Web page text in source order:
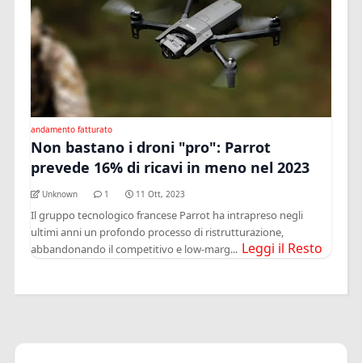
andamento fatturato
Non bastano i droni "pro": Parrot
prevede 16% di ricavi in meno nel 2023
Unknown 1 11 Ott, 2023
Il gruppo tecnologico francese Parrot ha intrapreso negli
ultimi anni un profondo processo di ristrutturazione,
abbandonando il competitivo e low-marg... Leggi il Resto